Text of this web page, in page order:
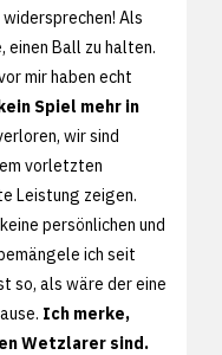
Als
einen Ball zu halten.
mir haben echt
Spiel mehr in
wir sind
vorletzten
Leistung zeigen.
persönlichen und
ich seit
so, als wäre der eine
Ich merke,
Wetzlarer sind.